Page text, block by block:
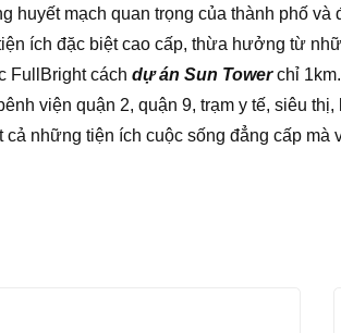
huyết mạch quan trọng của thành phố và
ích đặc biệt cao cấp, thừa hưởng từ
FullBright cách dự án Sun Towerchỉ
viện quận 2, quận 9, trạm y tế, siêu
những tiện ích cuộc sống đẳng cấp mà